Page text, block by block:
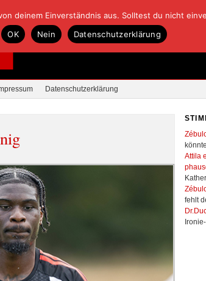
Datenschutzerklärung
Attila
fehlt
deinem Einverständnis aus. Solltest du nicht
OK
Nein Datenschutzerklärung